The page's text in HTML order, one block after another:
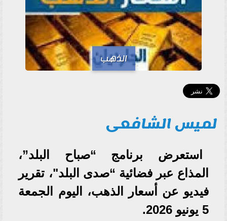
الذهب
لميس الشافعى
استعرض برنامج “صباح البلد”،
المذاع عبر فضائية “صدى البلد"، تقرير
فيديو عن أسعار الذهب، اليوم الجمعة
5 يونيو 2026.